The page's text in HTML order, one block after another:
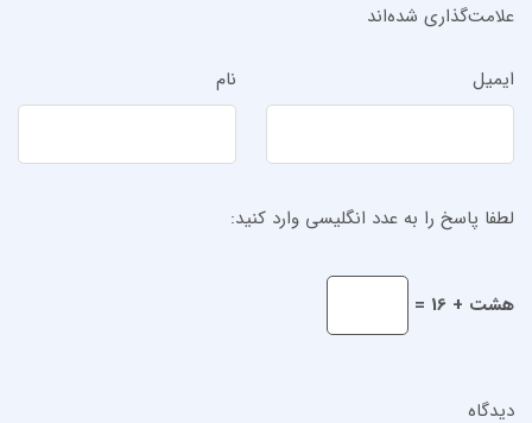
علامت‌گذاری شده‌اند
نام ایمیل
لطفا پاسخ را به عدد انگلیسی وارد کنید:
هشت + 16 =
دیدگاه